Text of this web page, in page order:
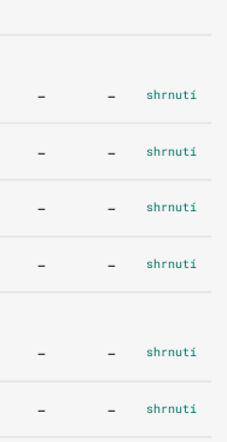
- - shrnutí
- - shrnutí
- - shrnutí
- - shrnutí
- - shrnutí
- - shrnutí